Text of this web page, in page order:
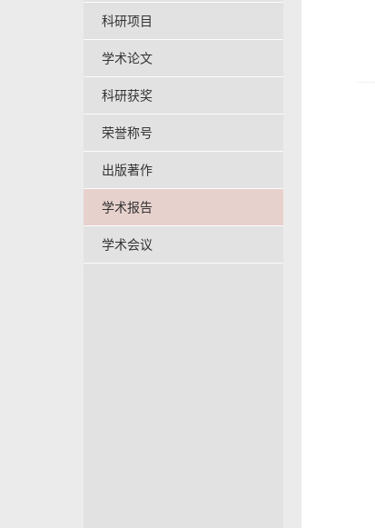
科研项目
学术论文
科研获奖
荣誉称号
出版著作
学术报告
学术会议